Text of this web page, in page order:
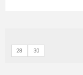
28 30